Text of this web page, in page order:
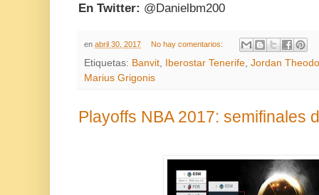
En Twitter: @Danielbm200
en abril 30, 2017 No hay comentarios:
Etiquetas: Banvit, Iberostar Tenerife, Jordan
Marius Grigonis
Playoffs NBA 2017: semifinales